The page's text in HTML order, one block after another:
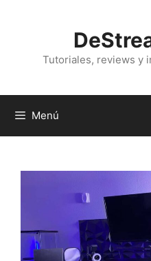
Tutoriales, reviews y
Menú